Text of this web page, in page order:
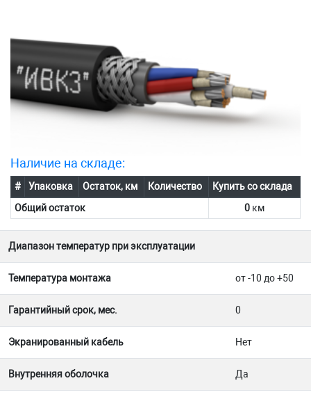
Наличие на складе:
# Упаковка Остаток, км Количество
Купить со склада
Общий остаток
0 км
Диапазон температур при эксплуатации
Температура монтажа от -10 до +50
Гарантийный срок, мес. 0
Экранированный кабель Нет
Внутренняя оболочка Да